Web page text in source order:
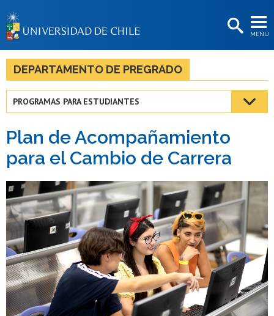
MENÚ
BIBLIOTECAS
LA UNIVERSIDAD
Estudiantes
Académicas/os
Funcionarias/os
Egresadas/os
DEPARTAMENTO DE PREGRADO
PROGRAMAS PARA ESTUDIANTES
Plan de Acompañamiento
para el Cambio de Carrera